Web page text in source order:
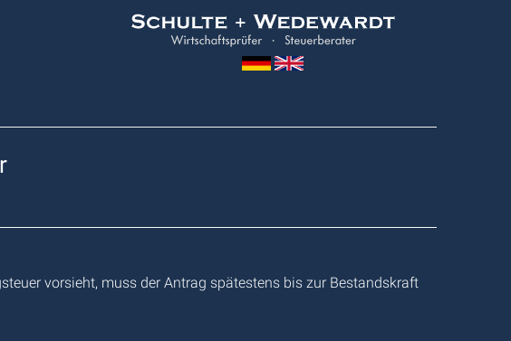
vorsieht, muss der Antrag spätestens bis zur Bestandskraft